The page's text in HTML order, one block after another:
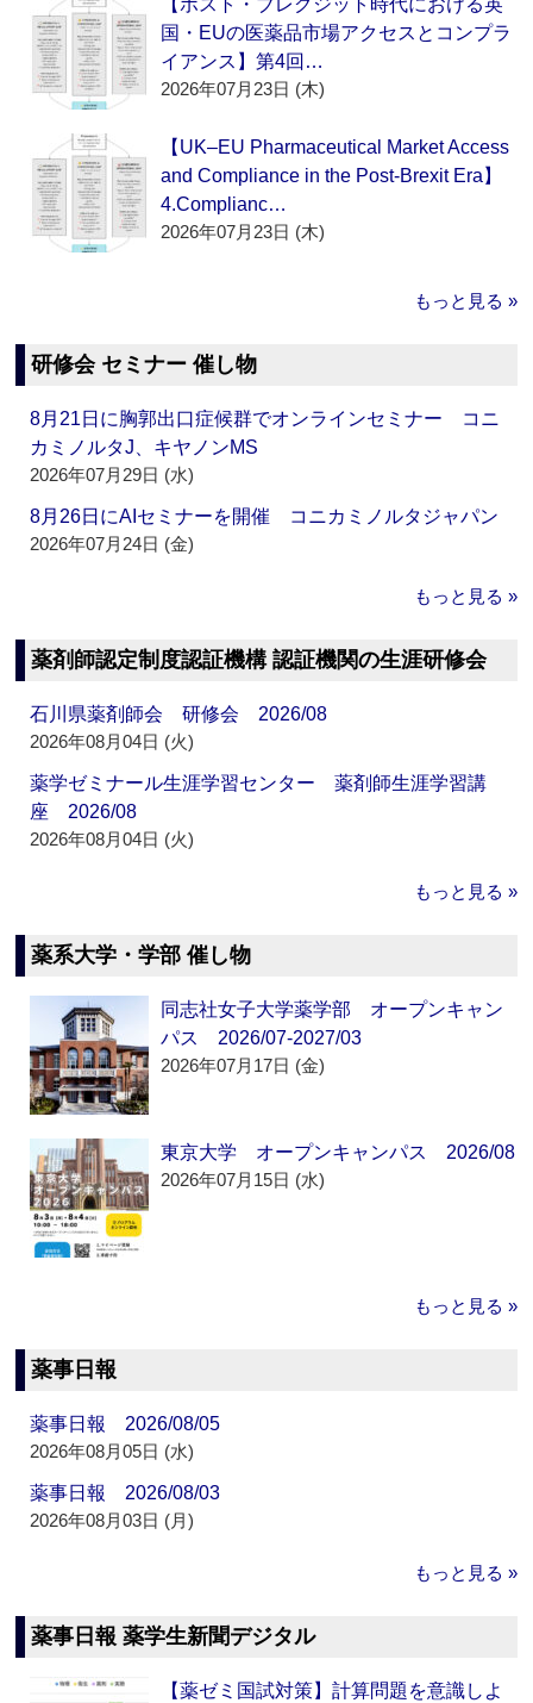
【ポスト・ブレグジット時代における英
国・EUの医薬品市場アクセスとコンプラ
イアンス】第4回…
2026年07月23日 (木)
【UK–EU Pharmaceutical Market Access
and Compliance in the Post-Brexit Era】
4.Complianc…
2026年07月23日 (木)
もっと見る »
研修会 セミナー 催し物
8月21日に胸郭出口症候群でオンラインセミナー コニ
カミノルタJ、キヤノンMS
2026年07月29日 (水)
8月26日にAIセミナーを開催 コニカミノルタジャパン
2026年07月24日 (金)
もっと見る »
薬剤師認定制度認証機構 認証機関の生涯研修会
石川県薬剤師会 研修会 2026/08
2026年08月04日 (火)
薬学ゼミナール生涯学習センター 薬剤師生涯学習講
座 2026/08
2026年08月04日 (火)
もっと見る »
薬系大学・学部 催し物
同志社女子大学薬学部 オープンキャン
パス 2026/07-2027/03
2026年07月17日 (金)
東京大学 オープンキャンパス 2026/08
2026年07月15日 (水)
もっと見る »
薬事日報
薬事日報 2026/08/05
2026年08月05日 (水)
薬事日報 2026/08/03
2026年08月03日 (月)
もっと見る »
薬事日報 薬学生新聞デジタル
【薬ゼミ国試対策】計算問題を意識しよ